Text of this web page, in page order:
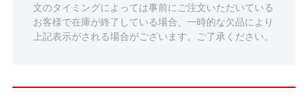
文のタイミングによっては事前にご注文いただいている
お客様で在庫が終了している場合、一時的な欠品により
上記表示がされる場合がございます。ご了承ください。